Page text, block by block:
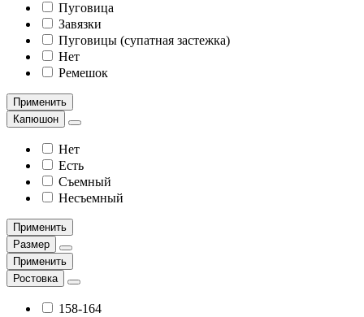
Пуговица
Завязки
Пуговицы (супатная застежка)
Нет
Ремешок
Применить
Капюшон
Нет
Есть
Съемный
Несъемный
Применить
Размер
Применить
Ростовка
158-164